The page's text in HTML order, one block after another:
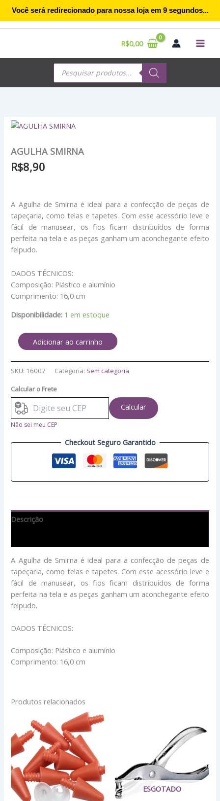
o
R$0,00
Pesquisar
produtos
AGULHA SMIRNA
R$8,90
A Agulha de Smirna é ideal para a confecção de peças de
tapeçaria, como telas e tapetes. Com esse acessório leve e
fácil de manusear, os fios ficam distribuídos de forma
perfeita na tela e as peças ganham um aconchegante efeito
felpudo.
DADOS TÉCNICOS:
Composição: Plástico e alumínio
Comprimento: 16,0 cm
Disponibilidade: 1 em estoque
Adicionar ao carrinho
SKU: 16007 Categoria: Sem categoria
Calcular o Frete
Calcular
Não sei meu CEP
Checkout Seguro Garantido
Descrição
A Agulha de Smirna é ideal para a confecção de peças de
tapeçaria, como telas e tapetes. Com esse acessório leve e
fácil de manusear, os fios ficam distribuídos de forma
perfeita na tela e as peças ganham um aconchegante efeito
felpudo.
DADOS TÉCNICOS:
Composição: Plástico e alumínio
Comprimento: 16,0 cm
Produtos relacionados
BONECO
DE
NEVE/CHIFRE
UNICORNIO
-
02
UND
quantidade
ESGOTADO
Você será redirecionado para nossa loja em 8segundos...